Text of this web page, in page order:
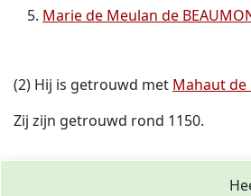
Marie de Meulan de
(2) Hij is getrouwd met Mahaut de
Zij zijn getrouwd rond 1150.